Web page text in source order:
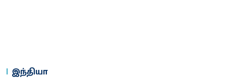
இந்தியா